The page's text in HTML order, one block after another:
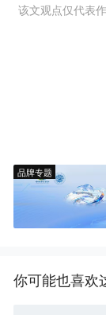
该文观点仅代表
品牌专题
你可能也喜欢